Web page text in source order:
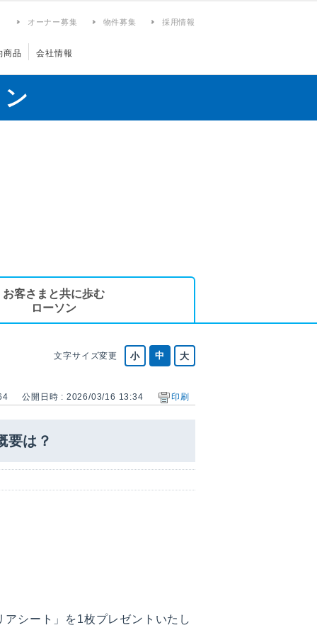
オーナー募集 物件募集 採用情報
商品 会社情報
お客さまと共に歩む
ローソン
文字サイズ変更
公開日時 : 2026/03/16 13:34 印刷
要は？
シート」を1枚プレゼントいたし